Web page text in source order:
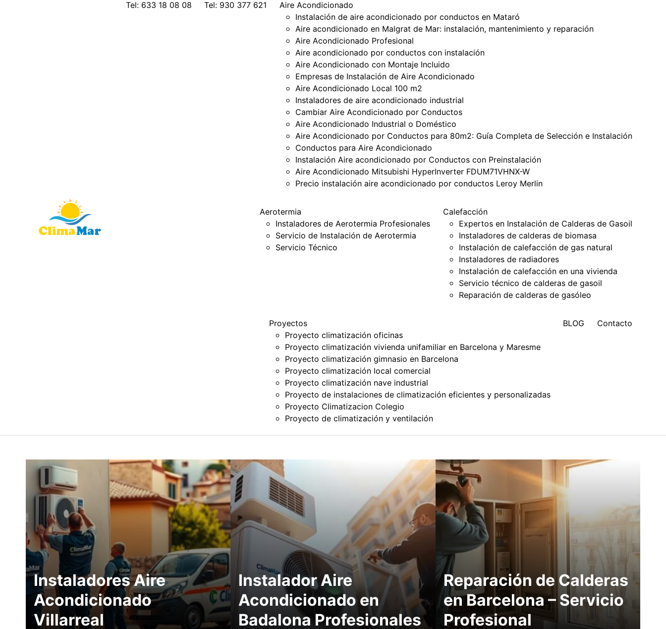
Tel: 633 18 08 08 Tel: 930 377 621
Aire Acondicionado
Instalación de aire acondicionado por conductos en Mataró
Aire acondicionado en Malgrat de Mar: instalación, mantenimiento y reparación
Aire Acondicionado Profesional
Aire acondicionado por conductos con instalación
Aire Acondicionado con Montaje Incluido
Empresas de Instalación de Aire Acondicionado
Aire Acondicionado Local 100 m2
Instaladores de aire acondicionado industrial
Cambiar Aire Acondicionado por Conductos
Aire Acondicionado Industrial o Doméstico
Aire Acondicionado por Conductos para 80m2: Guía Completa de Selección e Instalación
Conductos para Aire Acondicionado
Instalación Aire acondicionado por Conductos con Preinstalación
Aire Acondicionado Mitsubishi HyperInverter FDUM71VHNX-W
Precio instalación aire acondicionado por conductos Leroy Merlin
Aerotermia
Instaladores de Aerotermia Profesionales
Servicio de Instalación de Aerotermia
Servicio Técnico
Calefacción
Expertos en Instalación de Calderas de Gasoil
Instaladores de calderas de biomasa
Instalación de calefacción de gas natural
Instaladores de radiadores
Instalación de calefacción en una vivienda
Servicio técnico de calderas de gasoil
Reparación de calderas de gasóleo
Proyectos
Proyecto climatización oficinas
Proyecto climatización vivienda unifamiliar en Barcelona y Maresme
Proyecto climatización gimnasio en Barcelona
Proyecto climatización local comercial
Proyecto climatización nave industrial
Proyecto de instalaciones de climatización eficientes y personalizadas
Proyecto Climatizacion Colegio
Proyecto de climatización y ventilación
BLOG Contacto
Instaladores Aire
Acondicionado
Villarreal
Instalador Aire
Acondicionado en
Badalona Profesionales
Reparación de Calderas
en Barcelona – Servicio
Profesional